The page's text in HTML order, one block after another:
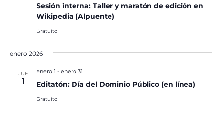
Sesión interna: Taller y maratón de edición en
Wikipedia (Alpuente)
Gratuito
enero 2026
JUE
1 Editatón: Día del Dominio Público (en línea)
enero 1 - enero 31
Gratuito